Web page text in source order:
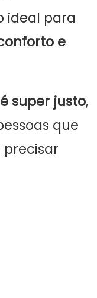
ideal para
e
super justo,
que